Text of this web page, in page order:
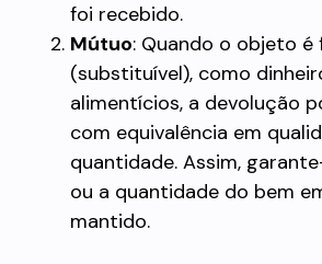
foi recebido.
Mútuo: Quando o objeto é
(substituível), como
alimentícios, a devolução
com equivalência em
quantidade. Assim,
ou a quantidade do bem
mantido.